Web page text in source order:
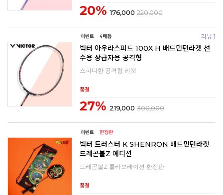
20% 176,000 220,000
리뷰 1
빅터 아우라스피드 100X H 배드민턴라켓 선
수용 상급자용 공격형
스피디한 공격형 라켓
27% 219,000 300,000
품절
빅터 트러스터 K SHENRON 배드민턴라켓
드레곤볼Z 에디션
드레곤볼Z 콜라보레이션 한정판
품절